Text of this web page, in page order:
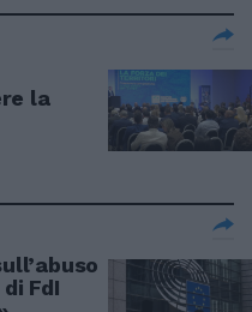
la
FdI